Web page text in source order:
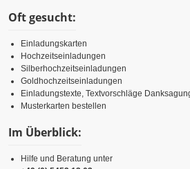
Oft gesucht:
Einladungskarten
Hochzeitseinladungen
Silberhochzeitseinladungen
Goldhochzeitseinladungen
Einladungstexte, Textvorschläge
Musterkarten bestellen
Im Überblick:
Hilfe und Beratung unter